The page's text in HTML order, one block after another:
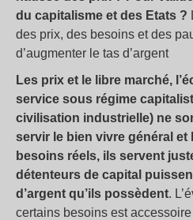
du capitalisme et des Etats ?
des prix, des besoins et des
d’augmenter le tas d’argent
Les prix et le libre marché,
service sous régime
civilisation industrielle) ne
servir le bien vivre général et
besoins réels, ils servent
détenteurs de capital
d’argent qu’ils possèdent.
certains besoins est